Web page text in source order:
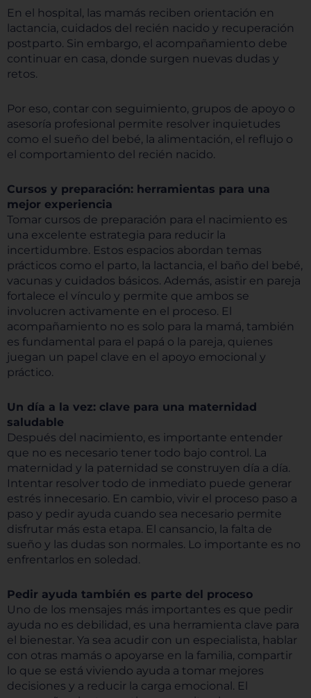
En el hospital, las mamás reciben orientación en
lactancia, cuidados del recién nacido y recuperación
postparto. Sin embargo, el acompañamiento debe
continuar en casa, donde surgen nuevas dudas y
retos.
Por eso, contar con seguimiento, grupos de apoyo o
asesoría profesional permite resolver inquietudes
como el sueño del bebé, la alimentación, el reflujo o
el comportamiento del recién nacido.
Cursos y preparación: herramientas para una
mejor experiencia
Tomar cursos de preparación para el nacimiento es
una excelente estrategia para reducir la
incertidumbre. Estos espacios abordan temas
prácticos como el parto, la lactancia, el baño del bebé,
vacunas y cuidados básicos. Además, asistir en pareja
fortalece el vínculo y permite que ambos se
involucren activamente en el proceso. El
acompañamiento no es solo para la mamá, también
es fundamental para el papá o la pareja, quienes
juegan un papel clave en el apoyo emocional y
práctico.
Un día a la vez: clave para una maternidad
saludable
Después del nacimiento, es importante entender
que no es necesario tener todo bajo control. La
maternidad y la paternidad se construyen día a día.
Intentar resolver todo de inmediato puede generar
estrés innecesario. En cambio, vivir el proceso paso a
paso y pedir ayuda cuando sea necesario permite
disfrutar más esta etapa. El cansancio, la falta de
sueño y las dudas son normales. Lo importante es no
enfrentarlos en soledad.
Pedir ayuda también es parte del proceso
Uno de los mensajes más importantes es que pedir
ayuda no es debilidad, es una herramienta clave para
el bienestar. Ya sea acudir con un especialista, hablar
con otras mamás o apoyarse en la familia, compartir
lo que se está viviendo ayuda a tomar mejores
decisiones y a reducir la carga emocional. El